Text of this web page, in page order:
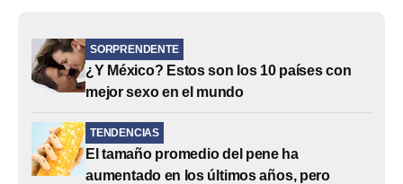
SORPRENDENTE
¿Y México? Estos son los 10 países con
mejor sexo en el mundo
TENDENCIAS
El tamaño promedio del pene ha
aumentado en los últimos años, pero